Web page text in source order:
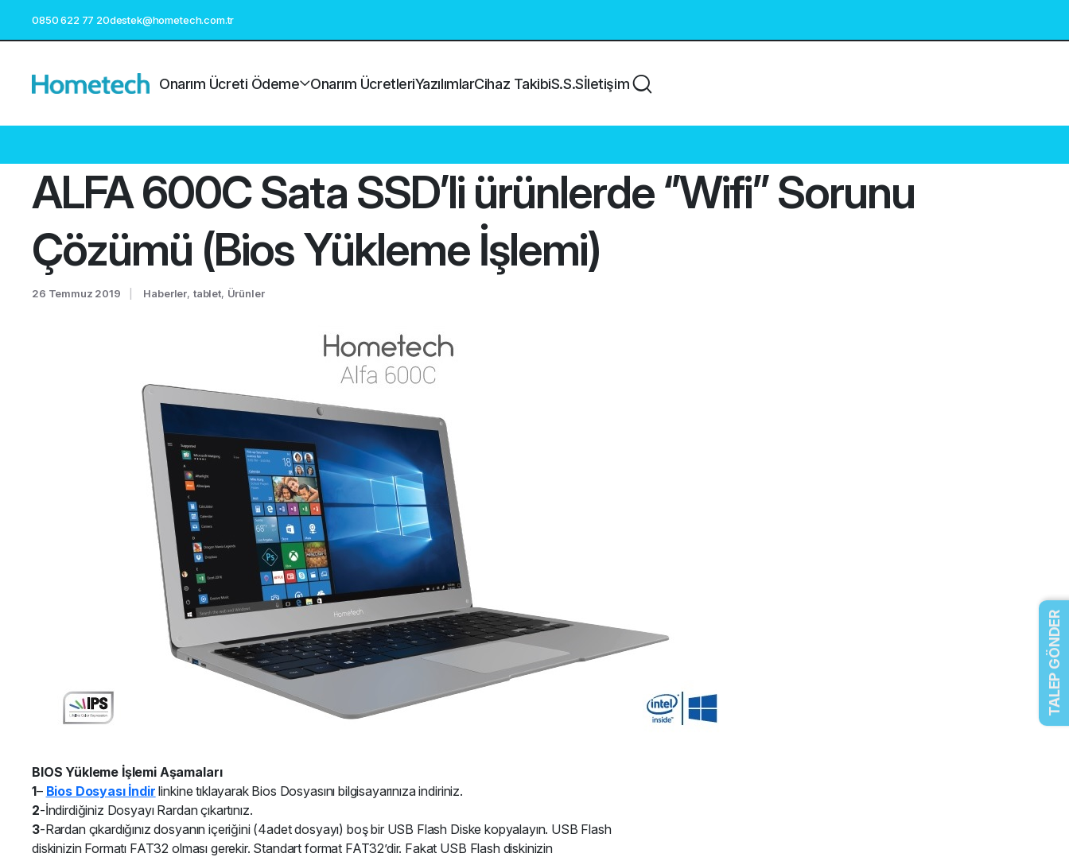
0850 622 77 20destek@hometech.com.tr
Onarım Ücreti Ödeme Onarım ÜcretleriYazılımlarCihaz TakibiS.S.Sİletişim
ALFA 600C Sata SSD’li ürünlerde ‘’Wifi’’ Sorunu
Çözümü (Bios Yükleme İşlemi)
26 Temmuz 2019 Haberler, tablet, Ürünler
BIOS Yükleme İşlemi Aşamaları
1– Bios Dosyası İndir linkine tıklayarak Bios Dosyasını bilgisayarınıza indiriniz.
2-İndirdiğiniz Dosyayı Rardan çıkartınız.
3-Rardan çıkardığınız dosyanın içeriğini (4adet dosyayı) boş bir USB Flash Diske kopyalayın. USB Flash
diskinizin Formatı FAT32 olması gerekir. Standart format FAT32’dir. Fakat USB Flash diskinizin
TALEP GÖNDER